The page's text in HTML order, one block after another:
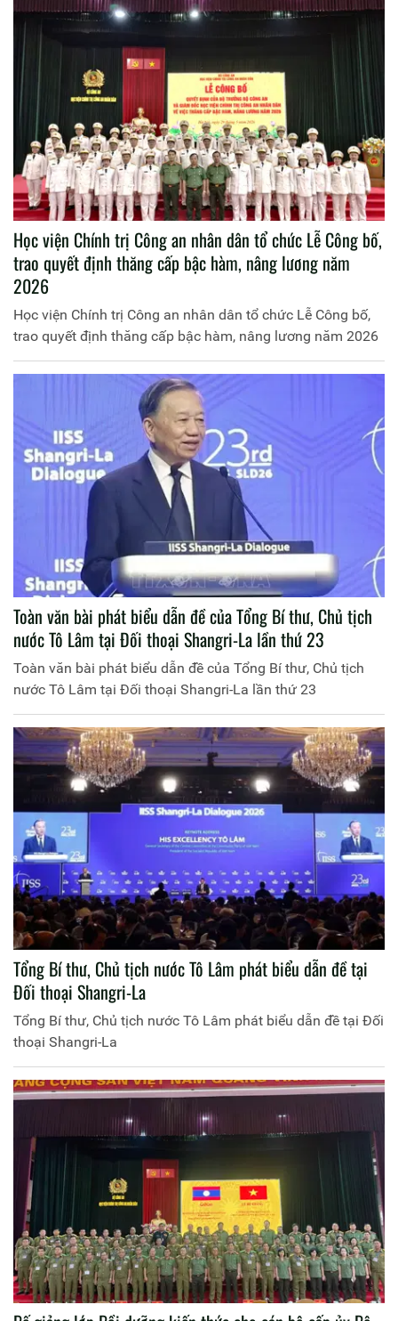
Học viện Chính trị Công an nhân dân tổ chức Lễ Công bố,
trao quyết định thăng cấp bậc hàm, nâng lương năm
2026
Học viện Chính trị Công an nhân dân tổ chức Lễ Công bố,
trao quyết định thăng cấp bậc hàm, nâng lương năm 2026
Toàn văn bài phát biểu dẫn đề của Tổng Bí thư, Chủ tịch
nước Tô Lâm tại Đối thoại Shangri-La lần thứ 23
Toàn văn bài phát biểu dẫn đề của Tổng Bí thư, Chủ tịch
nước Tô Lâm tại Đối thoại Shangri-La lần thứ 23
Tổng Bí thư, Chủ tịch nước Tô Lâm phát biểu dẫn đề tại
Đối thoại Shangri-La
Tổng Bí thư, Chủ tịch nước Tô Lâm phát biểu dẫn đề tại Đối
thoại Shangri-La